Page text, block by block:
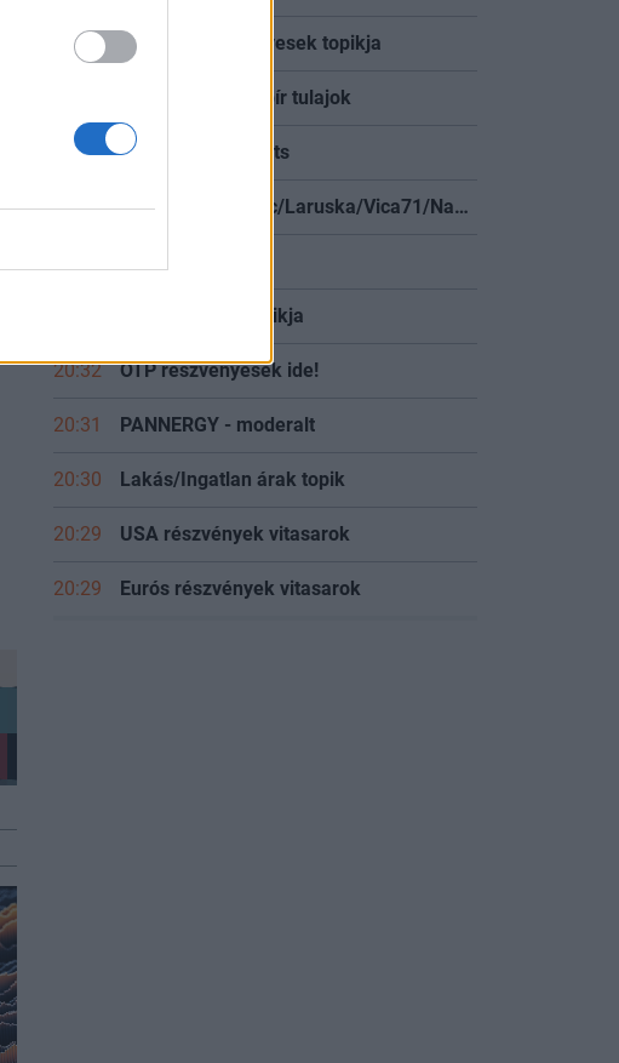
21:25 Wizz Air részvényesek topikja
Magyar Állampapír tulajok
20:57 Financial Forecasts
20:56 Toka Club/Labanc/Laruska/Vica71/Nacky/Bpali/Oldrider/Josefernando/Mcbull/Kawaszabi
MOLly tulajok topikja
20:32 OTP részvényesek ide!
20:31 PANNERGY - moderalt
20:30 Lakás/Ingatlan árak topik
20:29 USA részvények vitasarok
20:29 Eurós részvények vitasarok